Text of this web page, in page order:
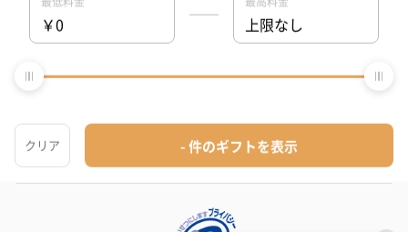
その他のシーン
タンプ公式SNS